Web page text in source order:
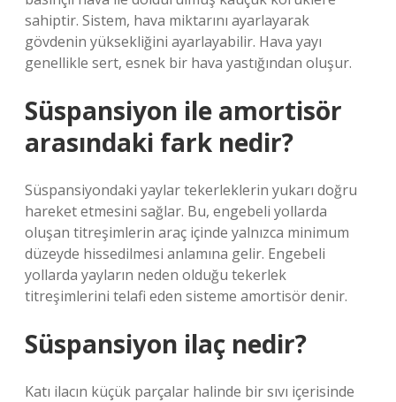
sahiptir. Sistem, hava miktarını ayarlayarak
gövdenin yüksekliğini ayarlayabilir. Hava yayı
genellikle sert, esnek bir hava yastığından oluşur.
Süspansiyon ile amortisör
arasındaki fark nedir?
Süspansiyondaki yaylar tekerleklerin yukarı doğru
hareket etmesini sağlar. Bu, engebeli yollarda
oluşan titreşimlerin araç içinde yalnızca minimum
düzeyde hissedilmesi anlamına gelir. Engebeli
yollarda yayların neden olduğu tekerlek
titreşimlerini telafi eden sisteme amortisör denir.
Süspansiyon ilaç nedir?
Katı ilacın küçük parçalar halinde bir sıvı içerisinde